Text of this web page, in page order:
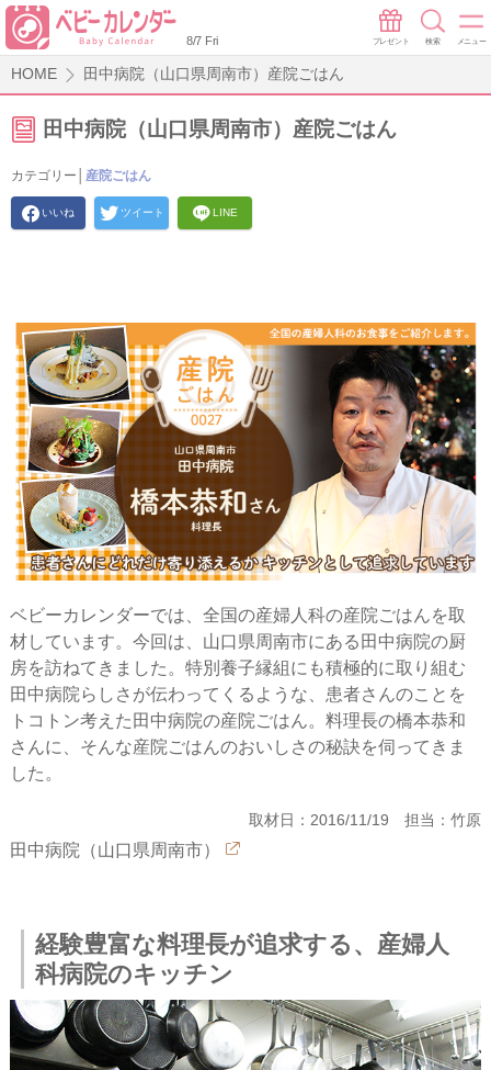
8/7 Fri プレゼント 検索 メニュー
HOME 田中病院（山口県周南市）産院ごはん
田中病院（山口県周南市）産院ごはん
カテゴリー│ 産院ごはん
いいね ツイート LINE
ベビーカレンダーでは、全国の産婦人科の産院ごはんを取
材しています。今回は、山口県周南市にある田中病院の厨
房を訪ねてきました。特別養子縁組にも積極的に取り組む
田中病院らしさが伝わってくるような、患者さんのことを
トコトン考えた田中病院の産院ごはん。料理長の橋本恭和
さんに、そんな産院ごはんのおいしさの秘訣を伺ってきま
した。
取材日：2016/11/19 担当：竹原
田中病院（山口県周南市）
経験豊富な料理長が追求する、産婦人
科病院のキッチン